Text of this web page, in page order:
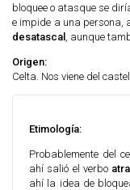
bloquee o atasque se
e impide a una persona,
desatascal , aunque
Origen:
Celta. Nos viene del
Etimología:
Probablemente del
ahí salió el verbo
ahí la idea de